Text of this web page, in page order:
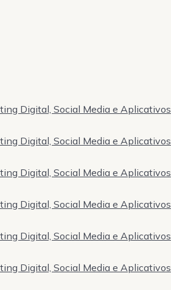
Digital, Social Media e Aplicativos
Digital, Social Media e Aplicativos
Digital, Social Media e Aplicativos
Digital, Social Media e Aplicativos
Digital, Social Media e Aplicativos
Digital, Social Media e Aplicativos